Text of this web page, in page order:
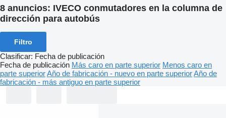
8 anuncios: IVECO conmutadores en la columna de
dirección para autobús
Filtro
Clasificar: Fecha de publicación
Fecha de publicación Más caro en parte superior Menos caro en
parte superiorAño de fabricación - nuevo en parte superiorAño de
fabricación - más antiguo en parte superior